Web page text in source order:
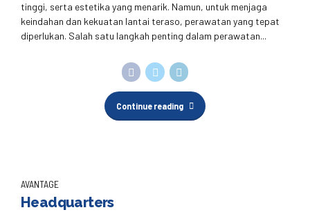
tinggi, serta estetika yang menarik. Namun, untuk menjaga
keindahan dan kekuatan lantai teraso, perawatan yang tepat
diperlukan. Salah satu langkah penting dalam perawatan...
Continue reading
AVANTAGE
Headquarters